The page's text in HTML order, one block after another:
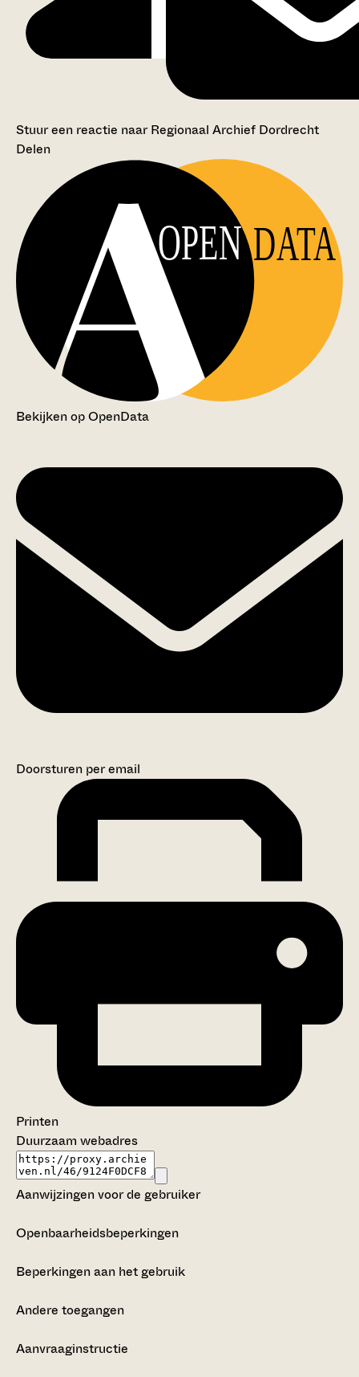
Stuur een reactie naar Regionaal Archief Dordrecht
Delen
OPEN DATA
Bekijken op OpenData
Doorsturen per email
Printen
Duurzaam webadres
Aanwijzingen voor de gebruiker
Openbaarheidsbeperkingen
Beperkingen aan het gebruik
Andere toegangen
Aanvraaginstructie